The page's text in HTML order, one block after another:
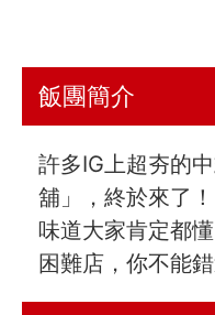
飯團簡介
許多IG上超夯的
舖」，終於來了
味道大家肯定都
困難店，你不能錯